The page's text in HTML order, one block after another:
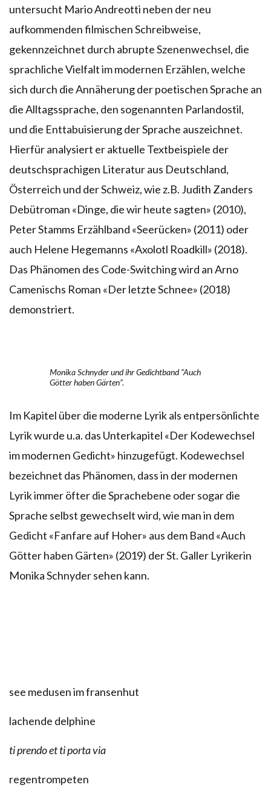
untersucht Mario Andreotti neben der neu
aufkommenden filmischen Schreibweise,
gekennzeichnet durch abrupte Szenenwechsel, die
sprachliche Vielfalt im modernen Erzählen, welche
sich durch die Annäherung der poetischen Sprache an
die Alltagssprache, den sogenannten Parlandostil,
und die Enttabuisierung der Sprache auszeichnet.
Hierfür analysiert er aktuelle Textbeispiele der
deutschsprachigen Literatur aus Deutschland,
Österreich und der Schweiz, wie z.B. Judith Zanders
Debütroman «Dinge, die wir heute sagten» (2010),
Peter Stamms Erzählband «Seerücken» (2011) oder
auch Helene Hegemanns «Axolotl Roadkill» (2018).
Das Phänomen des Code-Switching wird an Arno
Camenischs Roman «Der letzte Schnee» (2018)
demonstriert.
Monika Schnyder und ihr Gedichtband “Auch
Götter haben Gärten”.
Im Kapitel über die moderne Lyrik als entpersönlichte
Lyrik wurde u.a. das Unterkapitel «Der Kodewechsel
im modernen Gedicht» hinzugefügt. Kodewechsel
bezeichnet das Phänomen, dass in der modernen
Lyrik immer öfter die Sprachebene oder sogar die
Sprache selbst gewechselt wird, wie man in dem
Gedicht «Fanfare auf Hoher» aus dem Band «Auch
Götter haben Gärten» (2019) der St. Galler Lyrikerin
Monika Schnyder sehen kann.
see medusen im fransenhut
lachende delphine
ti prendo et ti porta via
regentrompeten